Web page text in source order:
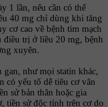
1 lần, nếu cần có thể
40 mg chỉ dùng khi tăng
cơ cao về bệnh tim mạch
điều trị ở liều 20 mg, bệnh
xuyên.
gan, như mọi statin khác,
có yếu tố dễ tiêu cơ vân
sử bản thân hoặc gia
tiền sử độc tính trên cơ do